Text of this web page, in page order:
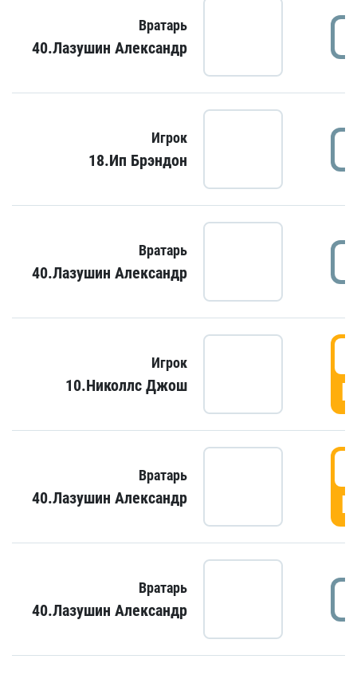
Вратарь
40.Лазушин Александр
Игрок
18.Ип Брэндон
Вратарь
40.Лазушин Александр
Игрок
10.Николлс Джош
Вратарь
40.Лазушин Александр
Вратарь
40.Лазушин Александр